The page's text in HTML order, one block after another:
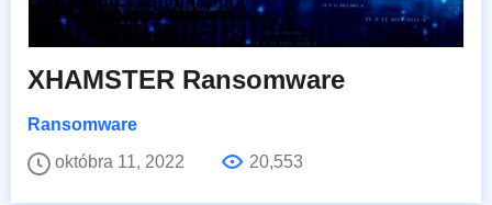
XHAMSTER Ransomware
Ransomware
októbra 11, 2022
20,553